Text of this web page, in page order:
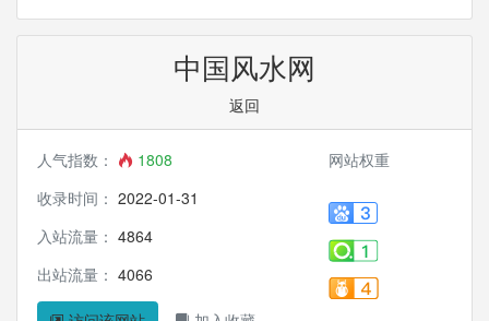
中国风水网
返回
人气指数：
1808
收录时间： 2022-01-31
入站流量： 4864
出站流量： 4066
网站权重